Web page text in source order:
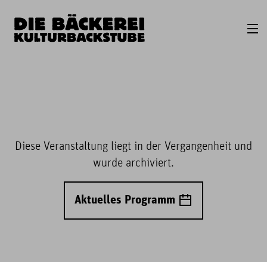
Diese Veranstaltung liegt in der Vergangenheit und
wurde archiviert.
Aktuelles Programm